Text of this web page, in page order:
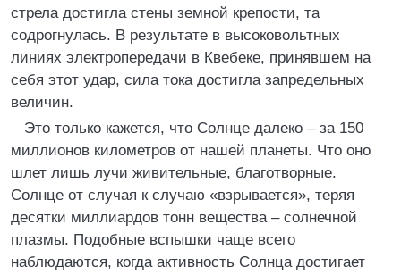
стрела достигла стены земной крепости, та
содрогнулась. В результате в высоковольтных
линиях электропередачи в Квебеке, принявшем на
себя этот удар, сила тока достигла запредельных
величин.
Это только кажется, что Солнце далеко – за 150
миллионов километров от нашей планеты. Что оно
шлет лишь лучи живительные, благотворные.
Солнце от случая к случаю «взрывается», теряя
десятки миллиардов тонн вещества – солнечной
плазмы. Подобные вспышки чаще всего
наблюдаются, когда активность Солнца достигает